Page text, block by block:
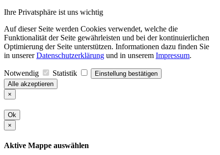
Ihre Privatsphäre ist uns wichtig
Auf dieser Seite werden Cookies verwendet, welche die
Funktionalität der Seite gewährleisten und bei der kontinuierlichen
Optimierung der Seite unterstützen. Informationen dazu finden Sie
in unsererDatenschutzerklärung und in unserem Impressum.
Notwendig Statistik
Einstellung bestätigen
Alle akzeptieren
×
Ok
×
Aktive Mappe auswählen